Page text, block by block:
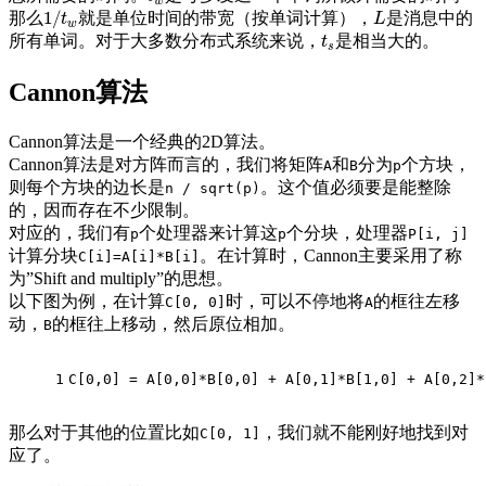
那么1/tw
1/tw 就是单位时间的带宽（按单词计算）， L
L是消息中的
所有单词。对于大多数分布式系统来说， ts
ts 是相当大的。
Cannon算法
Cannon算法是一个经典的2D算法。
Cannon算法是对方阵而言的，我们将矩阵A和B分为p个方块，
则每个方块的边长是n / sqrt(p) 。这个值必须要是能整除
的，因而存在不少限制。
对应的，我们有p个处理器来计算这p个分块，处理器P[i, j]
计算分块C[i]=A[i]*B[i]
。在计算时，Cannon主要采用了称
为”Shift and multiply”的思想。
以下图为例，在计算C[0, 0] 时，可以不停地将A的框往左移
动， B的框往上移动，然后原位相加。
1 C[0,0] = A[0,0]*B[0,0] + A[0,1]*B[1,0] +
那么对于其他的位置比如C[0, 1]
，我们就不能刚好地找到对
应了。